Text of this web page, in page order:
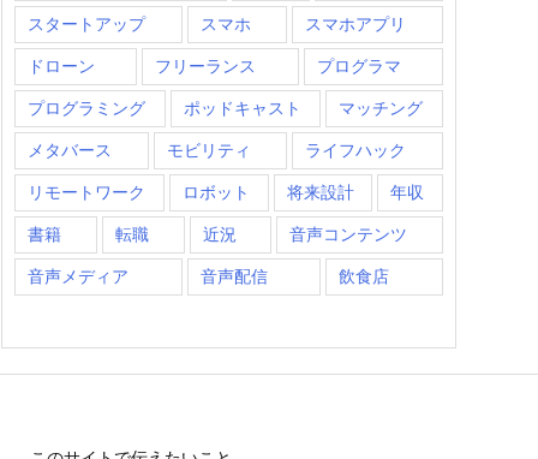
スタートアップ スマホ スマホアプリ
ドローン フリーランス プログラマ
プログラミング ポッドキャスト マッチング
メタバース モビリティ ライフハック
リモートワーク ロボット 将来設計 年収
書籍 転職 近況 音声コンテンツ
音声メディア 音声配信 飲食店